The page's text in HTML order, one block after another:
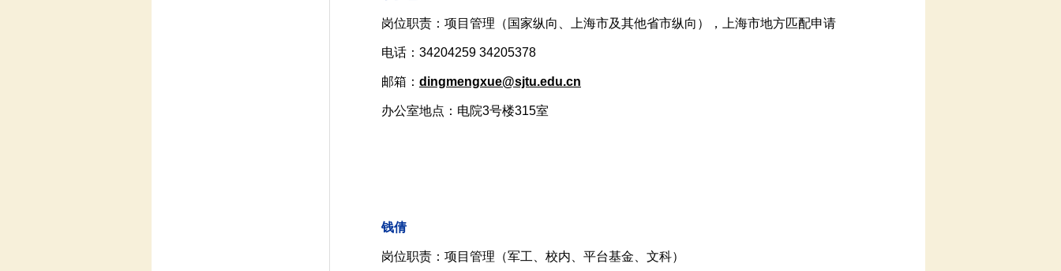
岗位职责：项目管理（国家纵向、上海市及其他省市纵向），上海市地方匹配申请
电话：34204259 34205378
邮箱： dingmengxue@sjtu.edu.cn
办公室地点：电院3号楼315室
钱倩
岗位职责： 项目管理（军工、校内、平台基金、文科）